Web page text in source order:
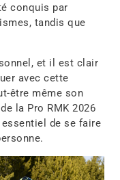
conquis par
tandis que
et il est clair
avec cette
être même son
la Pro RMK 2026
de se faire